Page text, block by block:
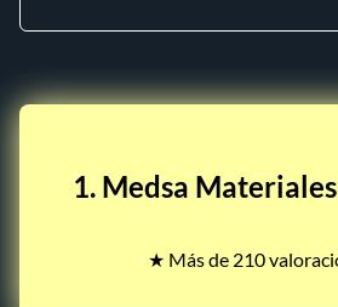
1. Medsa
★ Más de 210